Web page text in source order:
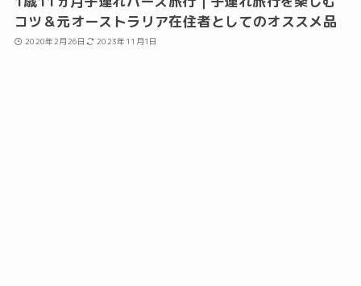
コツ＆元オーストラリア在住者としてのオススメ品
2020年2月26日 2023年11月1日